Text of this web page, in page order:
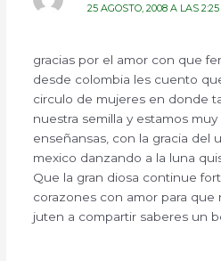
25 AGOSTO, 2008 A LAS
gracias por el amor con que
desde colombia les cuento
circulo de mujeres en donde
nuestra semilla y estamos
enseñansas, con la gracia del
mexico danzando a la luna
Que la gran diosa continue
corazones con amor para que
juten a compartir saberes un